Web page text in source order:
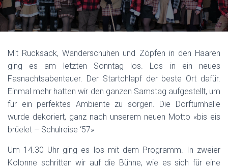
Mit Rucksack, Wanderschuhen und Zöpfen in den Haaren
ging es am letzten Sonntag los. Los in ein neues
Fasnachtsabenteuer. Der Startchlapf der beste Ort dafür.
Einmal mehr hatten wir den ganzen Samstag aufgestellt, um
für ein perfektes Ambiente zu sorgen. Die Dorfturnhalle
wurde dekoriert, ganz nach unserem neuen Motto «bis eis
brüelet – Schulreise ‘57»
Um 14.30 Uhr ging es los mit dem Programm. In zweier
Kolonne schritten wir auf die Bühne, wie es sich für eine